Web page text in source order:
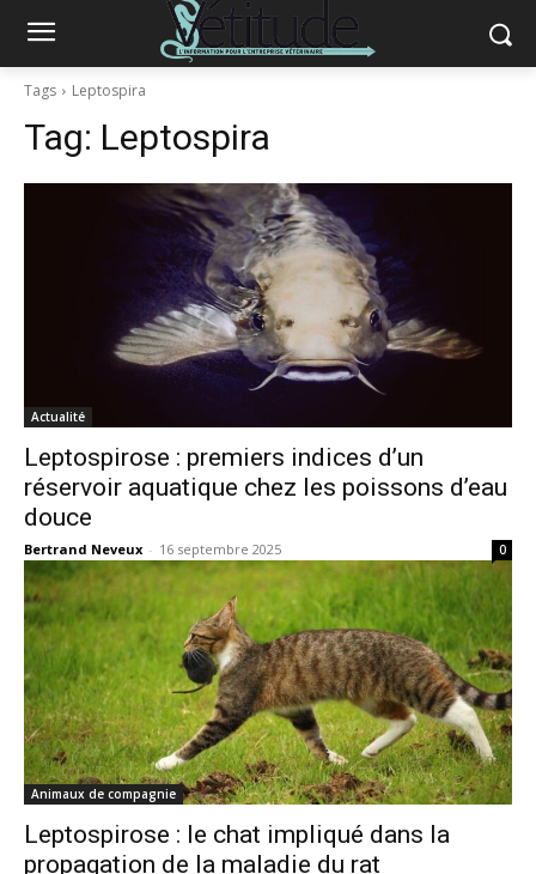
Tags Leptospira
Tag: Leptospira
Actualité
Leptospirose : premiers indices d’un
réservoir aquatique chez les poissons d’eau
douce
Bertrand Neveux - 16 septembre 2025 0
Animaux de compagnie
Leptospirose : le chat impliqué dans la
propagation de la maladie du rat